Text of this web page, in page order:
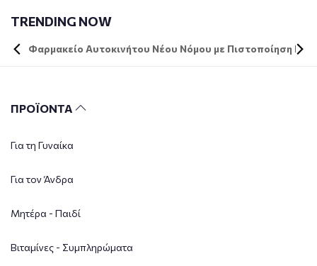
TRENDING NOW
Φαρμακείο Αυτοκινήτου Νέου Νόμου με Πιστοποίηση DIN
ΠΡΟΪΟΝΤΑ
Για τη Γυναίκα
Για τον Άνδρα
Μητέρα - Παιδί
Βιταμίνες - Συμπληρώματα